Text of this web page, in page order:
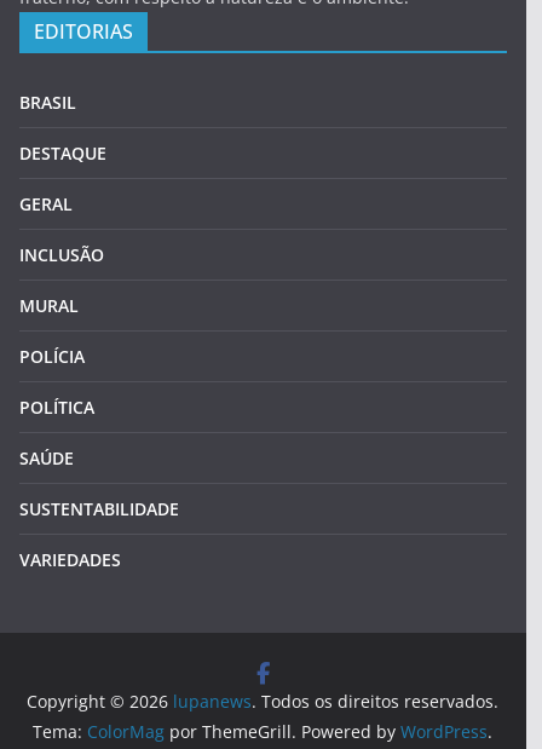
EDITORIAS
BRASIL
DESTAQUE
GERAL
INCLUSÃO
MURAL
POLÍCIA
POLÍTICA
SAÚDE
SUSTENTABILIDADE
VARIEDADES
Copyright © 2026 lupanews. Todos os direitos reservados.
Tema: ColorMag por ThemeGrill. Powered byWordPress.